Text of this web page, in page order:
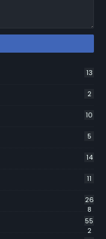
13
2
10
5
14
11
26
8
55
2